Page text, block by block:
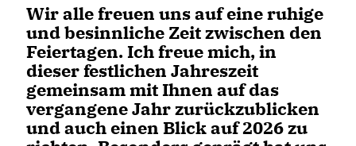
Wir alle freuen uns auf eine ruhige
und besinnliche Zeit zwischen den
Feiertagen. Ich freue mich, in
dieser festlichen Jahreszeit
gemeinsam mit Ihnen auf das
vergangene Jahr zurückzublicken
und auch einen Blick auf 2026 zu